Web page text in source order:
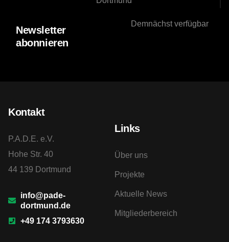
Newsletter
abonnieren
Demnächst verfügbar
Kontakt
P.A.D.E. e.V.
Hohe Str. 40
44 139 Dortmund
info@pade-
dortmund.de
+49 174 3793630
Links
Über uns
Projekte
Aktuelle News
Mitgliederbereich